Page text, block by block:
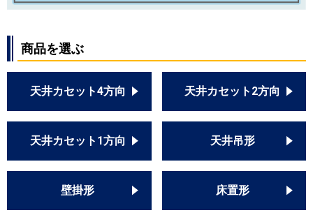
RPI-GP56RSHJ11
三菱重工
FDUV565H5S
FDUV565HK5SA
FDUV565HKA5SA
FDUV565HA5SA
PA-P56FE6SH
商品を選ぶ
天井カセット4方向 天井カセット2方向
天井カセット1方向 天井吊形
壁掛形 床置形